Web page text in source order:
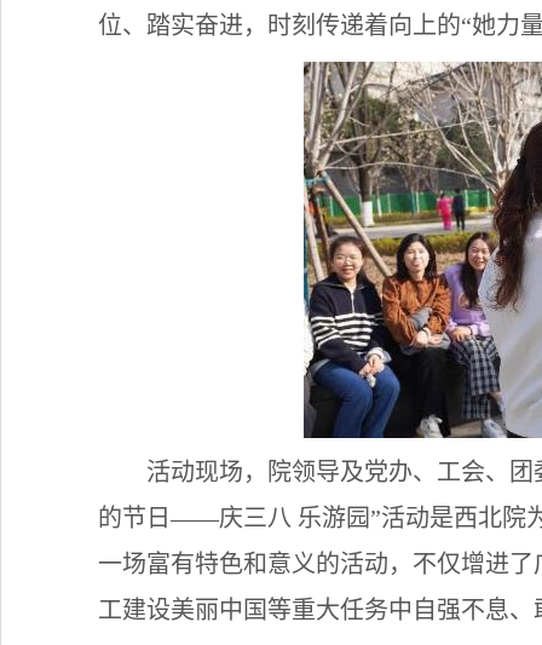
位、踏实奋进，时刻传递着向上的“她力
活动现场，院领导及党办、工会、团
的节日——庆三八 乐游园”活动是西北院
一场富有特色和意义的活动，不仅增进
工建设美丽中国等重大任务中自强不息